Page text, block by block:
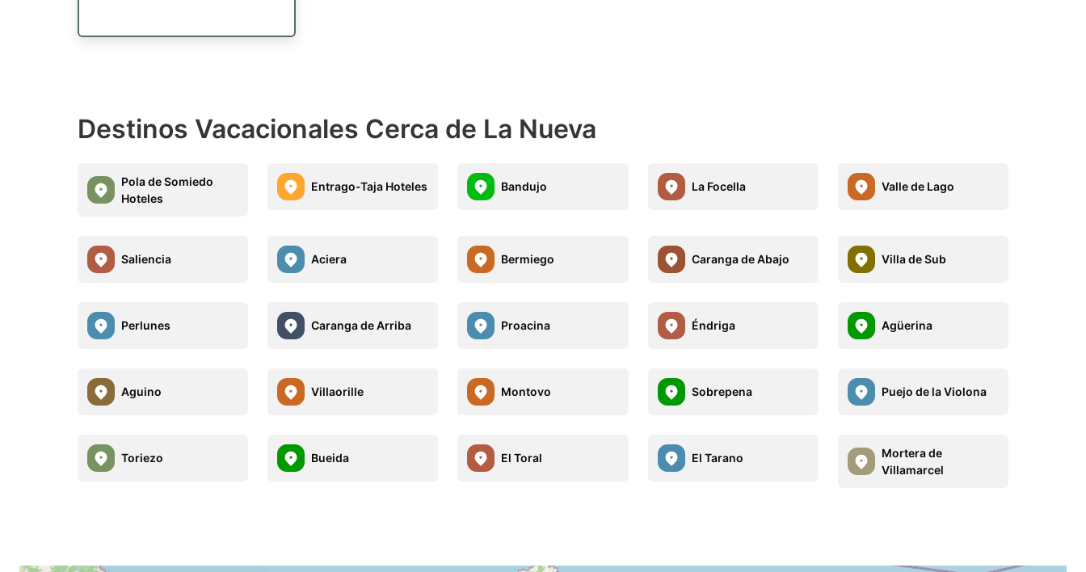
Destinos Vacacionales Cerca de La Nueva
Pola de Somiedo
Hoteles
Entrago-Taja Hoteles Bandujo La Focella Valle de Lago
Saliencia Aciera Bermiego Caranga de Abajo Villa de Sub
Perlunes Caranga de Arriba Proacina Éndriga Agüerina
Aguino Villaorille Montovo Sobrepena Puejo de la Violona
Toriezo Bueida El Toral El Tarano
Mortera de
Villamarcel